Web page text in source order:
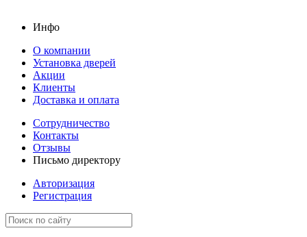
Инфо
О компании
Установка дверей
Акции
Клиенты
Доставка и оплата
Сотрудничество
Контакты
Отзывы
Письмо директору
Авторизация
Регистрация